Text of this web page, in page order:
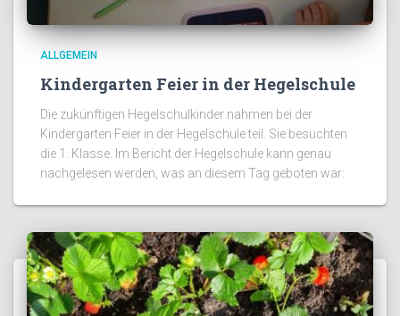
ALLGEMEIN
Kindergarten Feier in der Hegelschule
Die zukünftigen Hegelschulkinder nahmen bei der
Kindergarten Feier in der Hegelschule teil. Sie besuchten
die 1. Klasse. Im Bericht der Hegelschule kann genau
nachgelesen werden, was an diesem Tag geboten war: